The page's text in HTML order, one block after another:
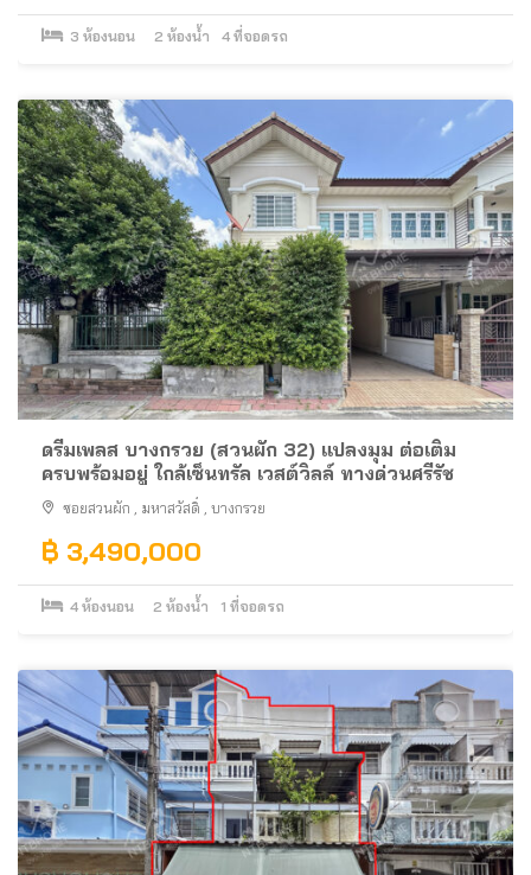
3 ห้องนอน 2 ห้องน้ำ 4 ที่จอดรถ
ดรีมเพลส บางกรวย (สวนผัก 32) แปลงมุม ต่อเติม
ครบพร้อมอยู่ ใกล้เซ็นทรัล เวสต์วิลล์ ทางด่วนศรีรัช
ซอยสวนผัก , มหาสวัสดิ์ , บางกรวย
฿ 3,490,000
4 ห้องนอน 2 ห้องน้ำ 1 ที่จอดรถ